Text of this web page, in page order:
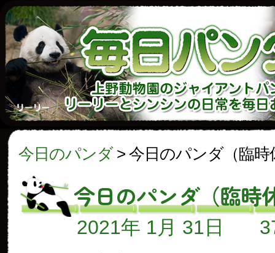
今日のパンダ> 今日のパンダ（臨時
今日のパンダ（臨時
2021年 1月 31日